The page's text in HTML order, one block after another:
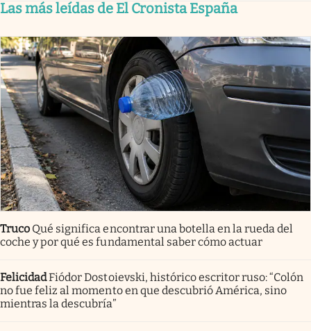
Las más leídas de El Cronista España
Truco Qué significa encontrar una botella en la rueda del
coche y por qué es fundamental saber cómo actuar
FelicidadFiódor Dostoievski, histórico escritor ruso: “Colón
no fue feliz al momento en que descubrió América, sino
mientras la descubría”